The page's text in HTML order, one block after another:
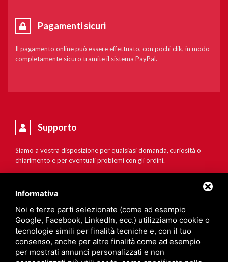
Pagamenti sicuri
Il pagamento online può essere effettuato, con pochi clik, in modo
completamente sicuro tramite il sistema PayPal.
Supporto
Siamo a vostra disposizione per qualsiasi domanda, curiosità o
chiarimento e per eventuali problemi con gli ordini.
Informativa
Noi e terze parti selezionate (come ad esempio
Google, Facebook, LinkedIn, ecc.) utilizziamo cookie o
tecnologie simili per finalità tecniche e, con il tuo
consenso, anche per altre finalità come ad esempio
per mostrati annunci personalizzati e non